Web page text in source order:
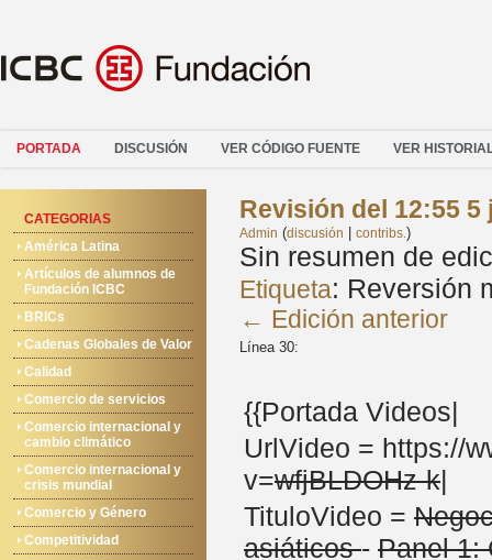
PORTADA DISCUSIÓN VER CÓDIGO FUENTE VER
CATEGORIAS
América Latina
Artículos de alumnos de
Fundación ICBC
BRICs
Cadenas Globales de Valor
Calidad
Comercio de servicios
Comercio internacional y
cambio climático
Comercio internacional y
crisis mundial
Comercio y Género
Competitividad
Revisión del 12:55 5
Admin (discusión contribs.)
Sin resumen de
Etiqueta: Reversión
← Edición anterior
Línea 30:
{{Portada Videos|
UrlVideo = https://
v=wfjBLDOHz-k|
TituloVideo =
asiáticos- Panel 1: